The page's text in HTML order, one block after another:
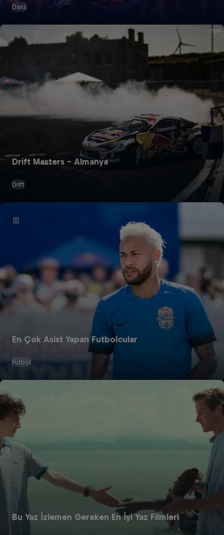
Dans
Drift Masters – Almanya
Drift
En Çok Asist Yapan Futbolcular
Futbol
Bu Yaz İzlemen Gereken En İyi Yaz Filmleri